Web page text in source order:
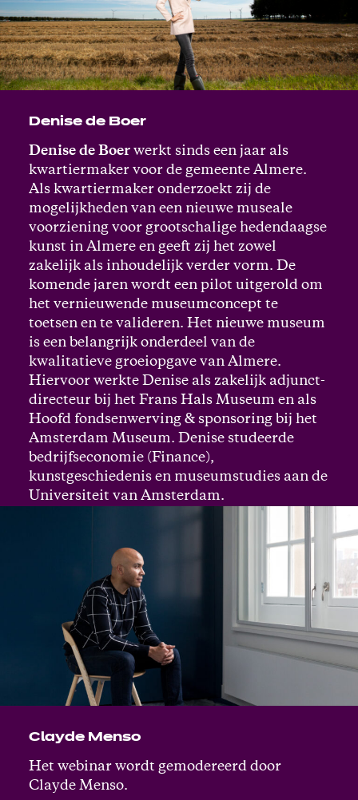
Denise de Boer
Denise de Boer werkt sinds een jaar als
kwartiermaker voor de gemeente Almere.
Als kwartiermaker onderzoekt zij de
mogelijkheden van een nieuwe museale
voorziening voor grootschalige hedendaagse
kunst in Almere en geeft zij het zowel
zakelijk als inhoudelijk verder vorm. De
komende jaren wordt een pilot uitgerold om
het vernieuwende museumconcept te
toetsen en te valideren. Het nieuwe museum
is een belangrijk onderdeel van de
kwalitatieve groeiopgave van Almere.
Hiervoor werkte Denise als zakelijk adjunct-
directeur bij het Frans Hals Museum en als
Hoofd fondsenwerving & sponsoring bij het
Amsterdam Museum. Denise studeerde
bedrijfseconomie (Finance),
kunstgeschiedenis en museumstudies aan de
Universiteit van Amsterdam.
Clayde Menso
Het webinar wordt gemodereerd door
Clayde Menso.